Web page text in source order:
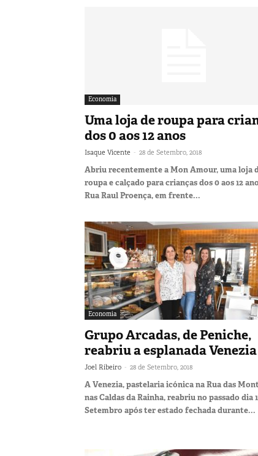
Economia
Uma loja de roupa para
dos 0 aos 12 anos
Isaque Vicente - 28 de Setembro, 2018
Abriu recentemente a Mon Amour, uma loja
roupa e calçado para crianças dos 0 aos 12
Rua Raul Proença, em frente...
Economia
Grupo Arcadas, de Peniche,
reabriu a esplanada Venezia
Joel Ribeiro - 28 de Setembro, 2018
A Venezia, pastelaria icónica na Rua das
nas Caldas da Rainha, reabriu no passado dia
Setembro após ter estado fechada durante...